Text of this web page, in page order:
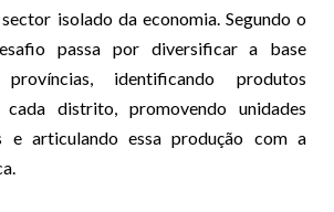
isolado da economia. Segundo o
passa por diversificar a base
identificando produtos
distrito, promovendo unidades
e articulando essa produção com a